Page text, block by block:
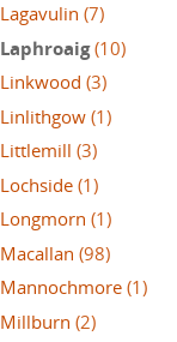
Lagavulin (7)
Laphroaig (10)
Linkwood (3)
Linlithgow (1)
Littlemill (3)
Lochside (1)
Longmorn (1)
Macallan (98)
Mannochmore (1)
Millburn (2)